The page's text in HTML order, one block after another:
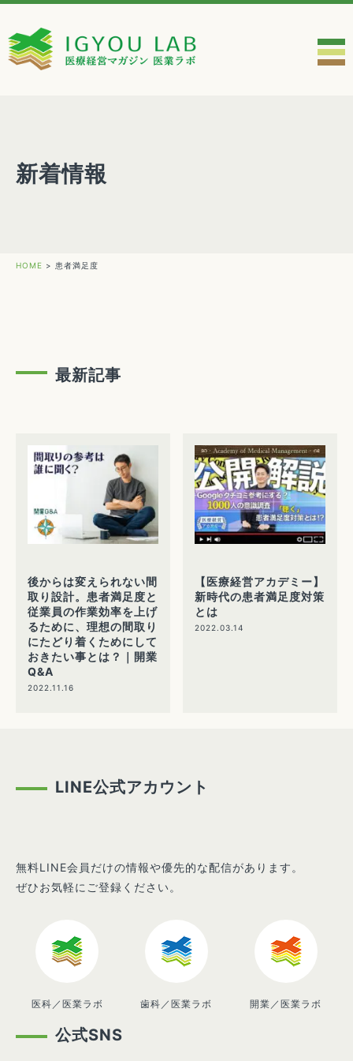
新着情報
HOME > 患者満足度
最新記事
後からは変えられない間
取り設計。患者満足度と
従業員の作業効率を上げ
るために、理想の間取り
にたどり着くためにして
おきたい事とは？｜開業
Q&A
2022.11.16
【医療経営アカデミー】
新時代の患者満足度対策
とは
2022.03.14
LINE公式アカウント
無料LINE会員だけの情報や優先的な配信があります。
ぜひお気軽にご登録ください。
医科／医業ラボ 歯科／医業ラボ 開業／医業ラボ
公式SNS